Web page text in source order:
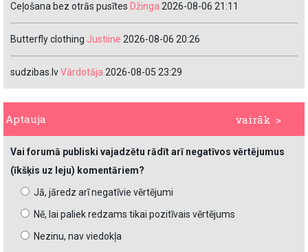
Ceļošana bez otrās pusītes Džinga 2026-08-06 21:11
Butterfly clothing Justiine 2026-08-06 20:26
sudzibas.lvVārdotāja 2026-08-05 23:29
vairāk >
Aptauja
Vai forumā publiski vajadzētu rādīt arī negatīvos vērtējumus
(īkšķis uz leju) komentāriem?
Jā, jāredz arī negatīvie vērtējumi
Nē, lai paliek redzams tikai pozitīvais vērtējums
Nezinu, nav viedokļa